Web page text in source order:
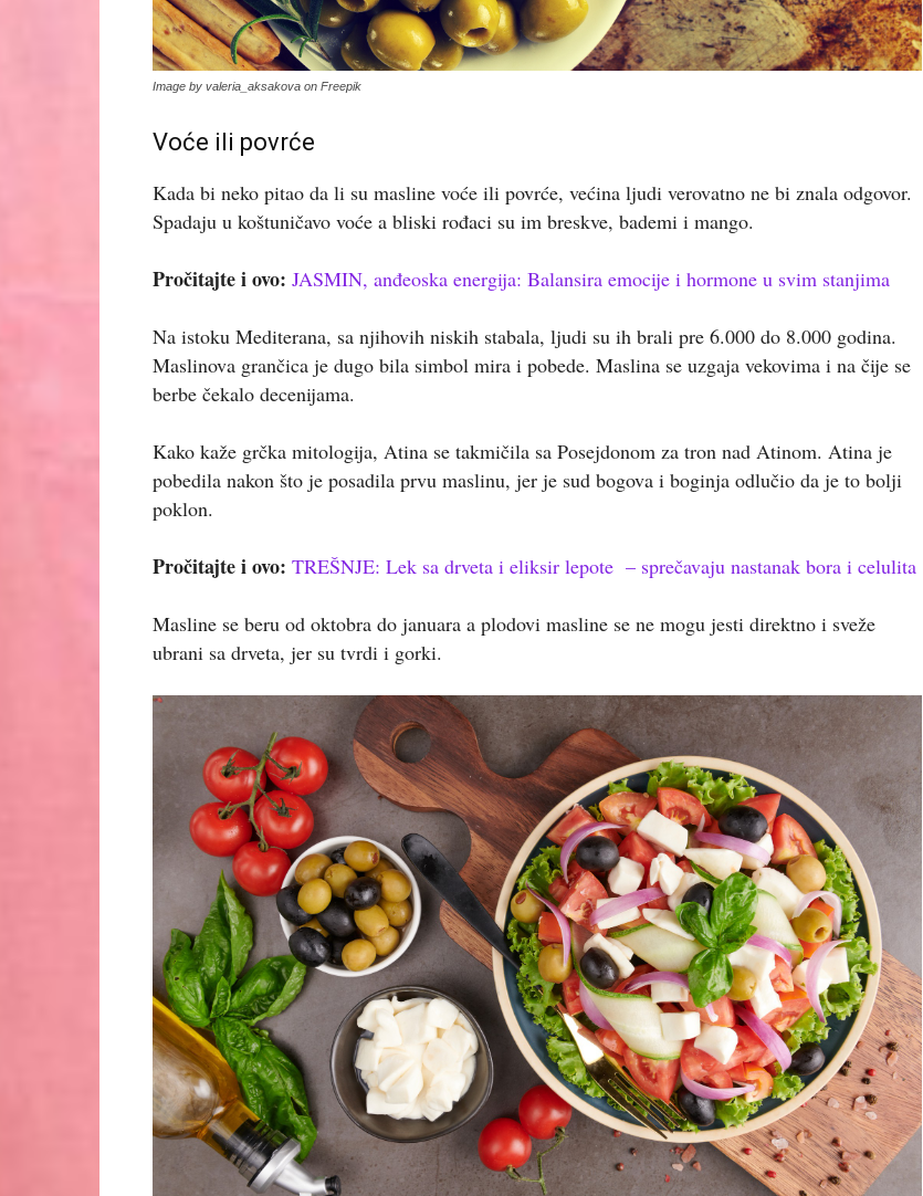
Image by valeria_aksakova on Freepik
Voće ili povrće
Kada bi neko pitao da li su masline voće ili povrće, većina ljudi verovatno ne bi znala odgovor.
Spadaju u koštuničavo voće a bliski rođaci su im breskve, bademi i mango.
Pročitajte i ovo: JASMIN, anđeoska energija: Balansira emocije i hormone u svim stanjima
Na istoku Mediterana, sa njihovih niskih stabala, ljudi su ih brali pre 6.000 do 8.000 godina.
Maslinova grančica je dugo bila simbol mira i pobede. Maslina se uzgaja vekovima i na čije se
berbe čekalo decenijama.
Kako kaže grčka mitologija, Atina se takmičila sa Posejdonom za tron nad Atinom. Atina je
pobedila nakon što je posadila prvu maslinu, jer je sud bogova i boginja odlučio da je to bolji
poklon.
Pročitajte i ovo: TREŠNJE: Lek sa drveta i eliksir lepote – sprečavaju nastanak bora i celulita
Masline se beru od oktobra do januara a plodovi masline se ne mogu jesti direktno i sveže
ubrani sa drveta, jer su tvrdi i gorki.